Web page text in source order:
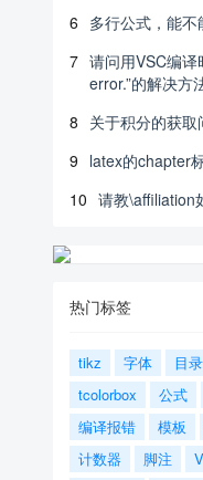
6 多行公式，能不
7 请问用VSC编
error.”的解决方
8 关于积分的获
9 latex的chapter
10 请教\affiliation
热门标签
tikz 字体 目录
tcolorbox
公式
编译报错
模板
计数器
脚注